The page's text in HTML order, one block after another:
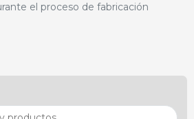
el proceso de fabricación